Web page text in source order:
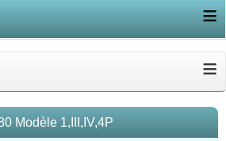
≡
≡
Modèle 1,III,IV,4P